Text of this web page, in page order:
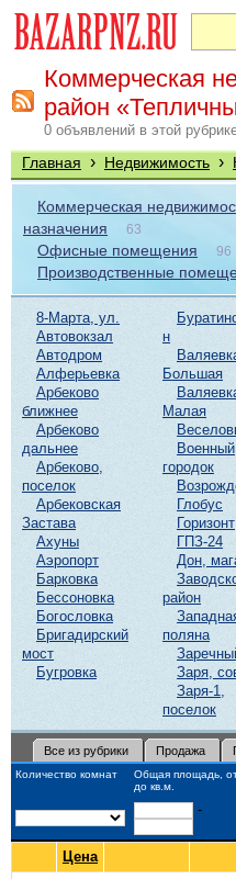
Коммерческая
район
0 объявлений в этой
Главная › Недвижимость ›
Коммерческая
назначения
63
Офисные помещения 96
Производственные
8-Марта, ул.
Автовокзал
Автодром
Алферьевка
Арбеково
ближнее
Арбеково
дальнее
Арбеково,
поселок
Арбековская
Застава
Ахуны
Аэропорт
Барковка
Бессоновка
Богословка
Бригадирский
мост
Бугровка
н
Большая
Малая
Военный
городок
Глобус
Горизонт
ГПЗ-24
Дон,
район
поляна
Заря,
Заря-1,
поселок
Все из рубрики Продажа
Количество комнат
Общая площадь,
до кв.м.
-
Цена